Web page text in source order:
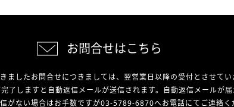
お問合せはこちら
したお問合せにつきましては、翌営業日以降の受付とさせてい
了しますと自動返信メールが送信されます。自動返信メールが届
がない場合はお手数ですが03-5789-6870へお電話にてご連絡く